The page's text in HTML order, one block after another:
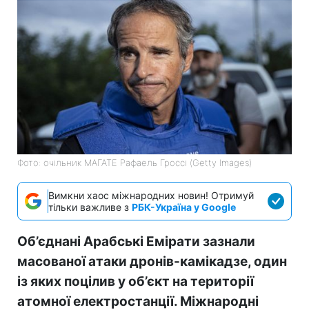
Фото: очільник МАГАТЕ Рафаель Гроссі (Getty Images)
Вимкни хаос міжнародних новин! Отримуй
тільки важливе з РБК-Україна у Google
Об’єднані Арабські Емірати зазнали
масованої атаки дронів-камікадзе, один
із яких поцілив у об’єкт на території
атомної електростанції. Міжнародні